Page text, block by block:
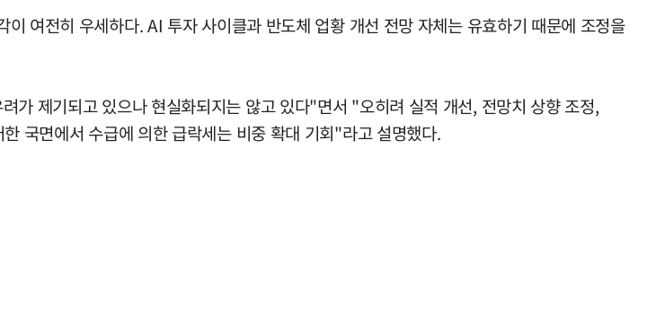
여전히 우세하다. AI 투자 사이클과 반도체 업황 개선 전망 자체는 유효하기 때문에 조정을
가 제기되고 있으나 현실화되지는 않고 있다"면서 "오히려 실적 개선, 전망치 상향 조정,
국면에서 수급에 의한 급락세는 비중 확대 기회"라고 설명했다.